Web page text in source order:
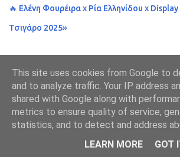
🔥 Ελένη Φουρέιρα x Ρία Ελληνίδου x
Τσιγάρο 2025»
This site uses cookies from Google to
and to analyze traffic. Your IP address
shared with Google along with
metrics to ensure quality of service,
statistics, and to detect and address
LEARN MORE
GOT